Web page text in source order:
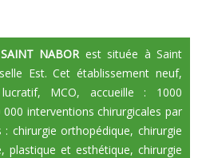
NABORest située à Saint
Est. Cet établissement neuf,
MCO, accueille : 1000
000 interventions chirurgicales par
: chirurgie orthopédique, chirurgie
plastique et esthétique, chirurgie